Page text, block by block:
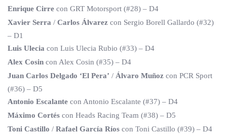
Enrique Cirre con GRT Motorsport (#28) – D4
Xavier Serra / Carlos Álvarez con Sergio Borell Gallardo (#32)
– D1
Luis Ulecia con Luis Ulecia Rubio (#33) – D4
Alex Cosin con Alex Cosin (#35) – D4
Juan Carlos Delgado ‘El Pera’ / Álvaro Muñoz con PCR Sport
(#36) – D5
Antonio Escalante con Antonio Escalante (#37) – D4
Máximo Cortés con Heads Racing Team (#38) – D5
Toni Castillo / Rafael García Ríos con Toni Castillo (#39) – D4